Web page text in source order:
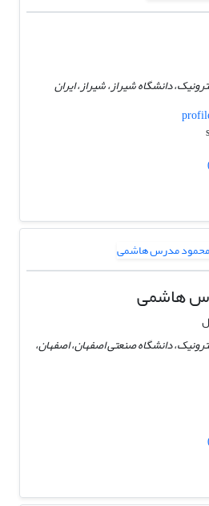
دانشگاه شیراز، شیراز، ایران
هاشمی
دانشگاه صنعتی اصفهان، اصفهان،